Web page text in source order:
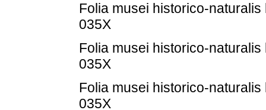
Folia musei historico-
035X
Folia musei historico-
035X
Folia musei historico-
035X